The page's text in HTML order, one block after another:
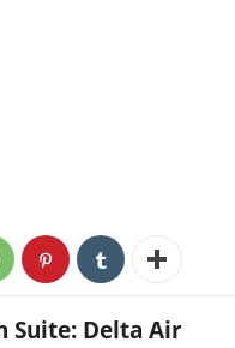
Suite: Delta Air